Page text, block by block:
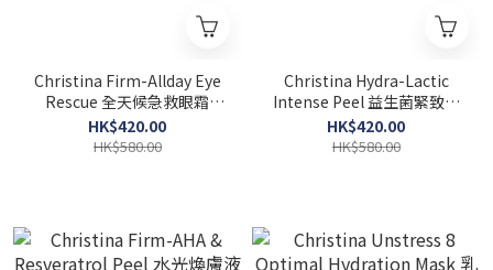
Christina Firm-Allday Eye
Rescue 全天候急救眼霜
30ml
HK$420.00
HK$580.00
Christina Hydra-Lactic
Intense Peel 益生菌緊致煥
膚液50ml
HK$420.00
HK$580.00